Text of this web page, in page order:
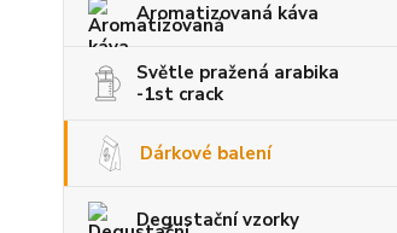
Aromatizovaná káva
Světle pražená arabika
-1st crack
Dárkové balení
Degustační vzorky